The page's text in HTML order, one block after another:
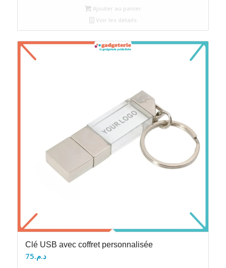
Ajouter au panier
Voir les détails
Clé USB avec coffret personnalisée
د.م.75